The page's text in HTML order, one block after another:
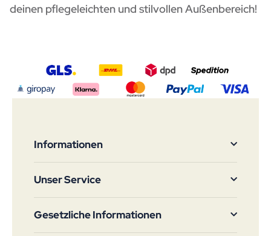
deinen pflegeleichten und stilvollen Außenbereich!
Informationen
Unser Service
Gesetzliche Informationen